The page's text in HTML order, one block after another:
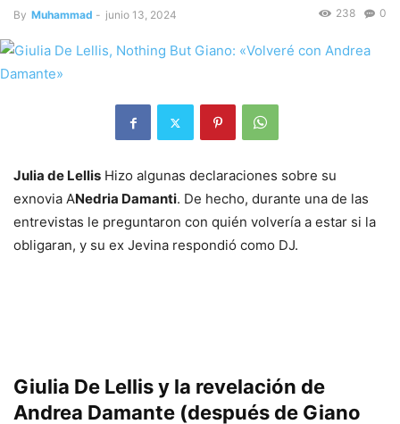
By Muhammad - junio 13, 2024 0
238
Julia de Lellis Hizo algunas declaraciones sobre su
exnovia ANedria Damanti. De hecho, durante una de las
entrevistas le preguntaron con quién volvería a estar si la
obligaran, y su ex Jevina respondió como DJ.
Giulia De Lellis y la revelación de
Andrea Damante (después de Giano